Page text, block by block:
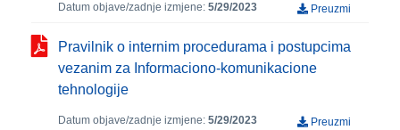
Datum objave/zadnje izmjene: 5/29/2023 Preuzmi
Pravilnik o internim procedurama i postupcima
vezanim za Informaciono-komunikacione
tehnologije
Datum objave/zadnje izmjene: 5/29/2023 Preuzmi